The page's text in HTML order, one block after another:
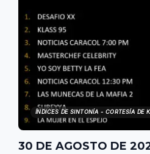
ÍNDICES DE SINTONÍA - CORTESÍA DE
30 DE AGOSTO DE